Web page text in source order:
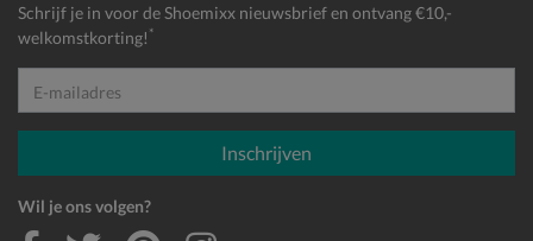
Schrijf je in voor de Shoemixx nieuwsbrief en ontvang €10,-
welkomstkorting! *
E-mailadres
Inschrijven
Wil je ons volgen?